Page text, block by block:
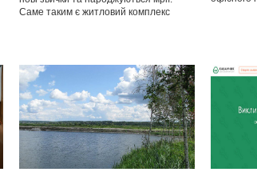
Саме таким є житловий комплекс